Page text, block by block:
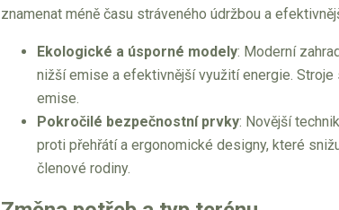
znamenat méně času stráveného údržbou a
Ekologické a úsporné modely: Moderní
nižší emise a efektivnější využití energie.
emise.
Pokročilé bezpečnostní prvky: Novější
proti přehřátí a ergonomické designy, které
členové rodiny.